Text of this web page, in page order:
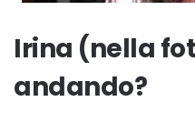
Irina (nella
andando?